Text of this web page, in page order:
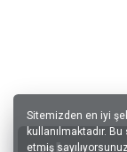
Sitemizden en iyi
kullanılmaktadır.
etmiş